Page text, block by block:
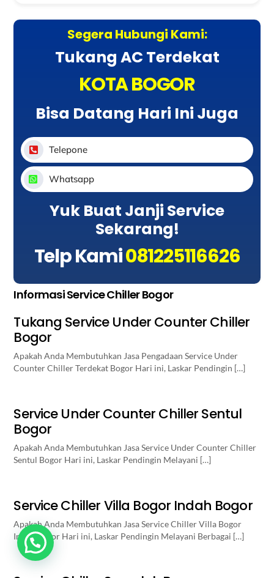
Segera Hubungi Kami:
Tukang AC Terdekat
KOTA BOGOR
Bisa Datang Hari Ini Juga
Telepone
Whatsapp
Yuk Buat Janji Service
Sekarang!
Telp Kami081225116626
Informasi Service Chiller Bogor
Tukang Service Under Counter Chiller
Bogor
Apakah Anda Membutuhkan Jasa Pengadaan Service Under
Counter Chiller Terdekat Bogor Hari ini, Laskar Pendingin […]
Service Under Counter Chiller Sentul
Bogor
Apakah Anda Membutuhkan Jasa Service Under Counter Chiller
Sentul Bogor Hari ini, Laskar Pendingin Melayani […]
Service Chiller Villa Bogor Indah Bogor
Apakah Anda Membutuhkan Jasa Service Chiller Villa Bogor
Indah Bogor Hari ini, Laskar Pendingin Melayani Berbagai […]
Butuh Bantuan? Klik disini